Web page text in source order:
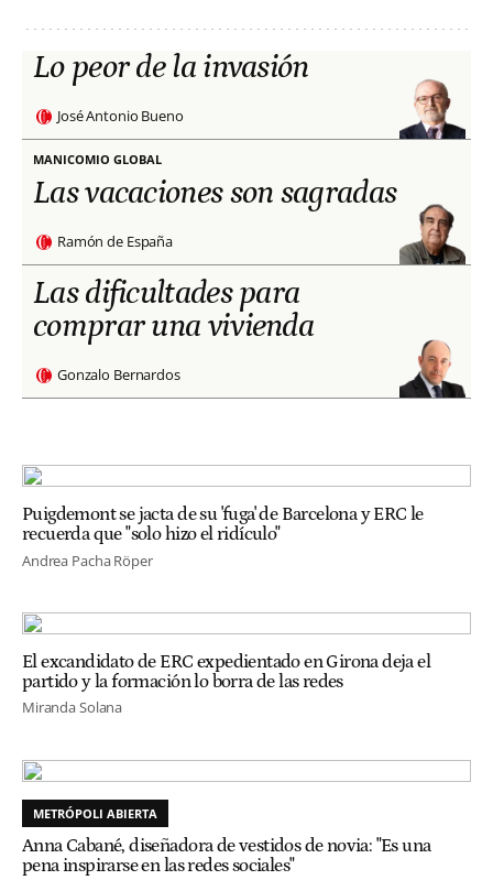
Lo peor de la invasión
José Antonio Bueno
MANICOMIO GLOBAL
Las vacaciones son sagradas
Ramón de España
Las dificultades para
comprar una vivienda
Gonzalo Bernardos
Puigdemont se jacta de su 'fuga' de Barcelona y ERC le
recuerda que "solo hizo el ridículo"
Andrea Pacha Röper
El excandidato de ERC expedientado en Girona deja el
partido y la formación lo borra de las redes
Miranda Solana
METRÓPOLI ABIERTA
Anna Cabané, diseñadora de vestidos de novia: "Es una
pena inspirarse en las redes sociales"